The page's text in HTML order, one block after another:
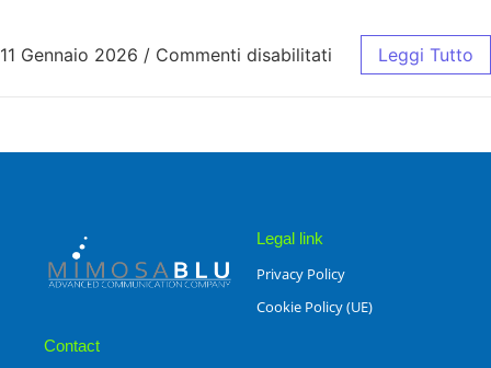
11 Gennaio 2026 / Commenti disabilitati Leggi Tutto
Legal link
Privacy Policy
Cookie Policy (UE)
Contact